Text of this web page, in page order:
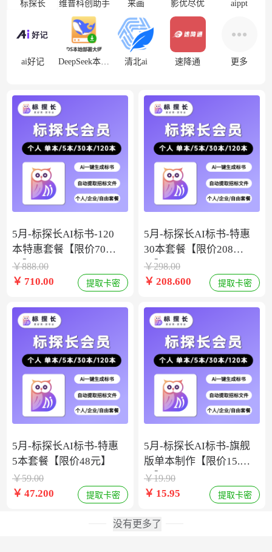
标探长 维普科创助手 来画 影优尽优 aippt
ai好记 DeepSeek本地部署 清北ai 速降通 更多
5月-标探长AI标书-120
本特惠套餐【限价708
元】
￥888.00
￥ 710.00 提取卡密
5月-标探长AI标书-特惠
5本套餐【限价48元】
￥59.00
￥ 47.200 提取卡密
5月-标探长AI标书-特惠
30本套餐【限价208
元】
￥298.00
￥ 208.600 提取卡密
5月-标探长AI标书-旗舰
版单本制作【限价15.9
元】
￥19.90
￥ 15.95 提取卡密
没有更多了